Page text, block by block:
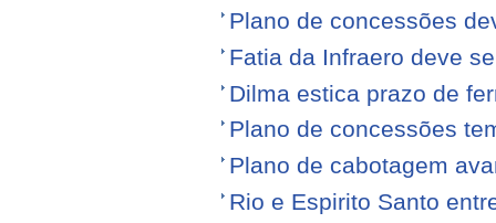
Plano de concessões
Fatia da Infraero deve
Dilma estica prazo de
Plano de concessões
Plano de cabotagem
Rio e Espirito Santo